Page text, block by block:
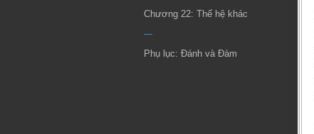
Chương 22: Thế hệ khác
---
Phụ lục: Đánh và Đàm